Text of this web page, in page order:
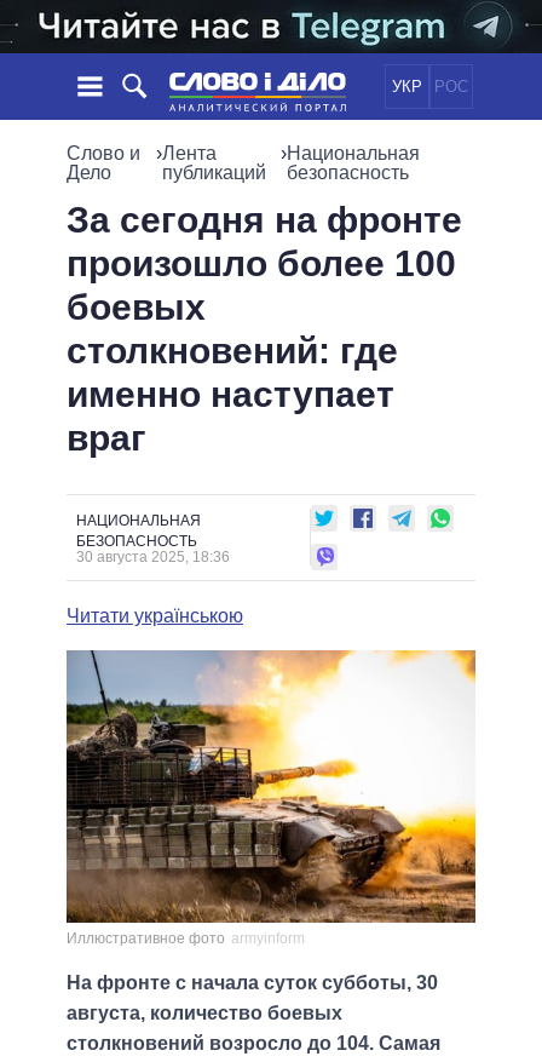
УКР РОС
НОВОСТИ
СТАТЬИ
МНЕНИЯ
ОБЗОРЫ
ДАЙДЖЕСТЫ
ПОЛИТИКА
ЭКОНОМИКА
ОБЩЕСТВО
ПОЛИТИКИ
ВСЕ ПОЛИТИКИ
ПРЕЗИДЕНТ И ОФИС
ВЕРХОВНАЯ РАДА
КАБИНЕТ МИНИСТРОВ
ГЛАВЫ ОБЛАДМИНИСТРАЦИЙ
МЭРЫ
ВСЕ ПЕРСОНЫ
ИНФОГРАФИКА
ВИДЕО
ПОДДЕРЖАТЬ
Слово и
Дело
›Лента
публикаций
›Национальная
безопасность
За сегодня на фронте
произошло более 100
боевых
столкновений: где
именно наступает
враг
НАЦИОНАЛЬНАЯ
БЕЗОПАСНОСТЬ
30 августа 2025, 18:36
Читати українською
Иллюстративное фото armyinform
На фронте с начала суток субботы, 30
августа, количество боевых
столкновений возросло до 104. Самая